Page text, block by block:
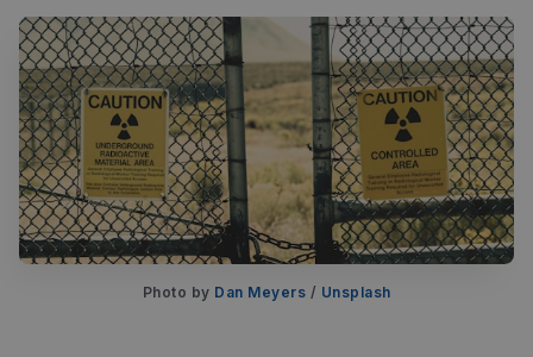
Photo by Dan Meyers / Unsplash